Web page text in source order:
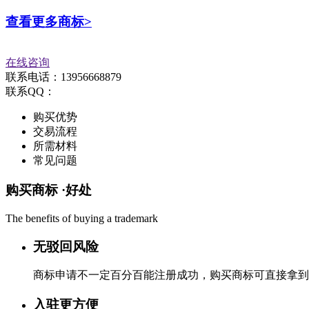
查看更多商标>
在线咨询
联系电话：13956668879
联系QQ：
购买优势
交易流程
所需材料
常见问题
购买商标 ·好处
The benefits of buying a trademark
无驳回风险
商标申请不一定百分百能注册成功，购买商标可直接拿
入驻更方便